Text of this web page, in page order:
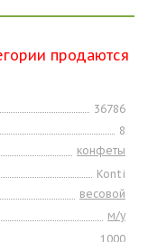
продаются
36786
8
конфеты
Konti
весовой
м/у
1000